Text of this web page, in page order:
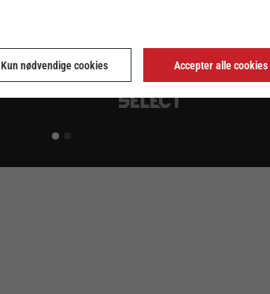
Kun nødvendige cookies Accepter alle cookies